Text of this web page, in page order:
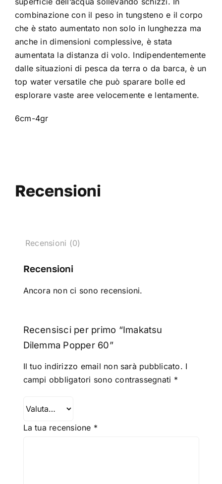
combinazione con il peso in tungsteno e il corpo
che è stato aumentato non solo in lunghezza ma
anche in dimensioni complessive, è stata
aumentata la distanza di volo. Indipendentemente
dalle situazioni di pesca da terra o da barca, è un
top water versatile che può sparare bolle ed
esplorare vaste aree velocemente e lentamente.
6cm-4gr
Recensioni
Recensioni (0)
Recensioni
Ancora non ci sono recensioni.
Recensisci per primo “Imakatsu
Dilemma Popper 60”
Il tuo indirizzo email non sarà pubblicato. I
campi obbligatori sono contrassegnati *
La tua recensione *